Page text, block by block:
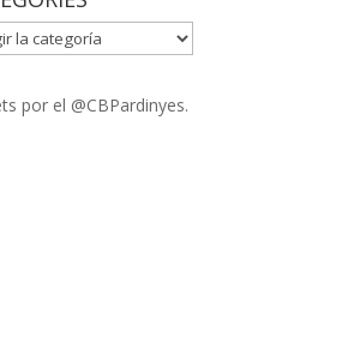
por el @CBPardinyes.